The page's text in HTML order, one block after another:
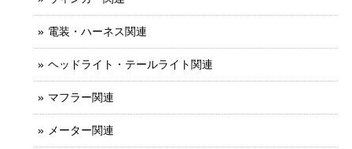
電装・ハーネス関連
ヘッドライト・テールライト関連
マフラー関連
メーター関連